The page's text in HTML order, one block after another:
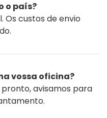
o país?
Os custos de envio
vossa oficina?
avisamos para